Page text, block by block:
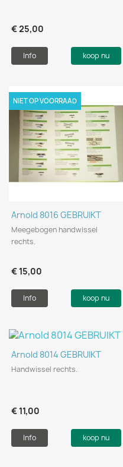
€ 25,00
Info koop nu
Arnold 8016 GEBRUIKT
Meegebogen handwissel
rechts.
€ 15,00
Info koop nu
NIET OP VOORRAAD
Arnold 8014 GEBRUIKT
Handwissel rechts.
€ 11,00
Info koop nu